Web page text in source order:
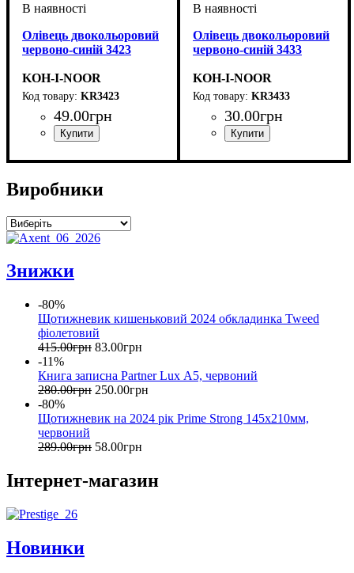
Олівець двокольоровий
червоно-синій 3423
KOH-I-NOOR
KR3423
49.00грн
Олівець двокольоровий
червоно-синій 3433
KOH-I-NOOR
KR3433
30.00грн
Виробники
Знижки
-80%
Щотижневик кишеньковий 2024 обкладинка Tweed
фіолетовий
415.00грн 83.00грн
-11%
Книга записна Partner Lux А5, червоний
280.00грн 250.00грн
-80%
Щотижневик на 2024 рік Prime Strong 145х210мм,
червоний
289.00грн 58.00грн
Інтернет-магазин
Новинки